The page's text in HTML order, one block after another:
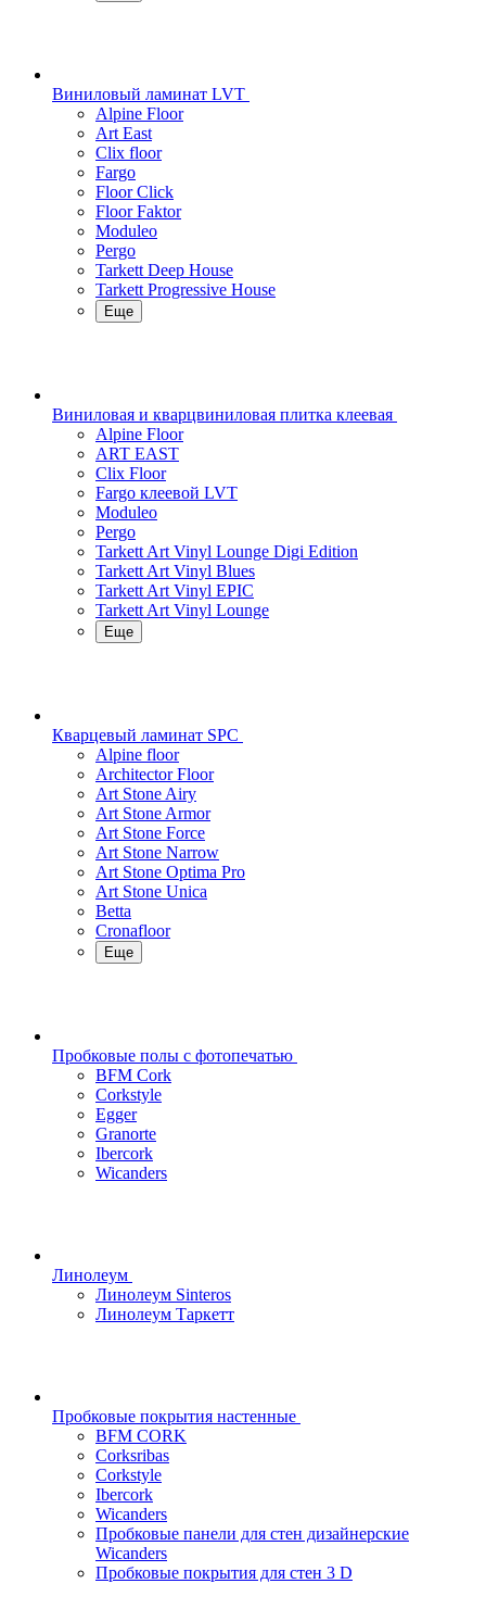
Виниловый ламинат LVT
Alpine Floor
Art East
Clix floor
Fargo
Floor Click
Floor Faktor
Moduleo
Pergo
Tarkett Deep House
Tarkett Progressive House
Еще
Виниловая и кварцвиниловая плитка клеевая
Alpine Floor
ART EAST
Clix Floor
Fargo клеевой LVT
Moduleo
Pergo
Tarkett Art Vinyl Lounge Digi Edition
Tarkett Art Vinyl Blues
Tarkett Art Vinyl EPIC
Tarkett Art Vinyl Lounge
Еще
Кварцевый ламинат SPC
Alpine floor
Architector Floor
Art Stone Airy
Art Stone Armor
Art Stone Force
Art Stone Narrow
Art Stone Optima Pro
Art Stone Unica
Betta
Cronafloor
Еще
Пробковые полы с фотопечатью
BFM Cork
Corkstyle
Egger
Granorte
Ibercork
Wicanders
Линолеум
Линолеум Sinteros
Линолеум Таркетт
Пробковые покрытия настенные
BFM CORK
Corksribas
Corkstyle
Ibercork
Wicanders
Пробковые панели для стен дизайнерские
Wicanders
Пробковые покрытия для стен 3 D